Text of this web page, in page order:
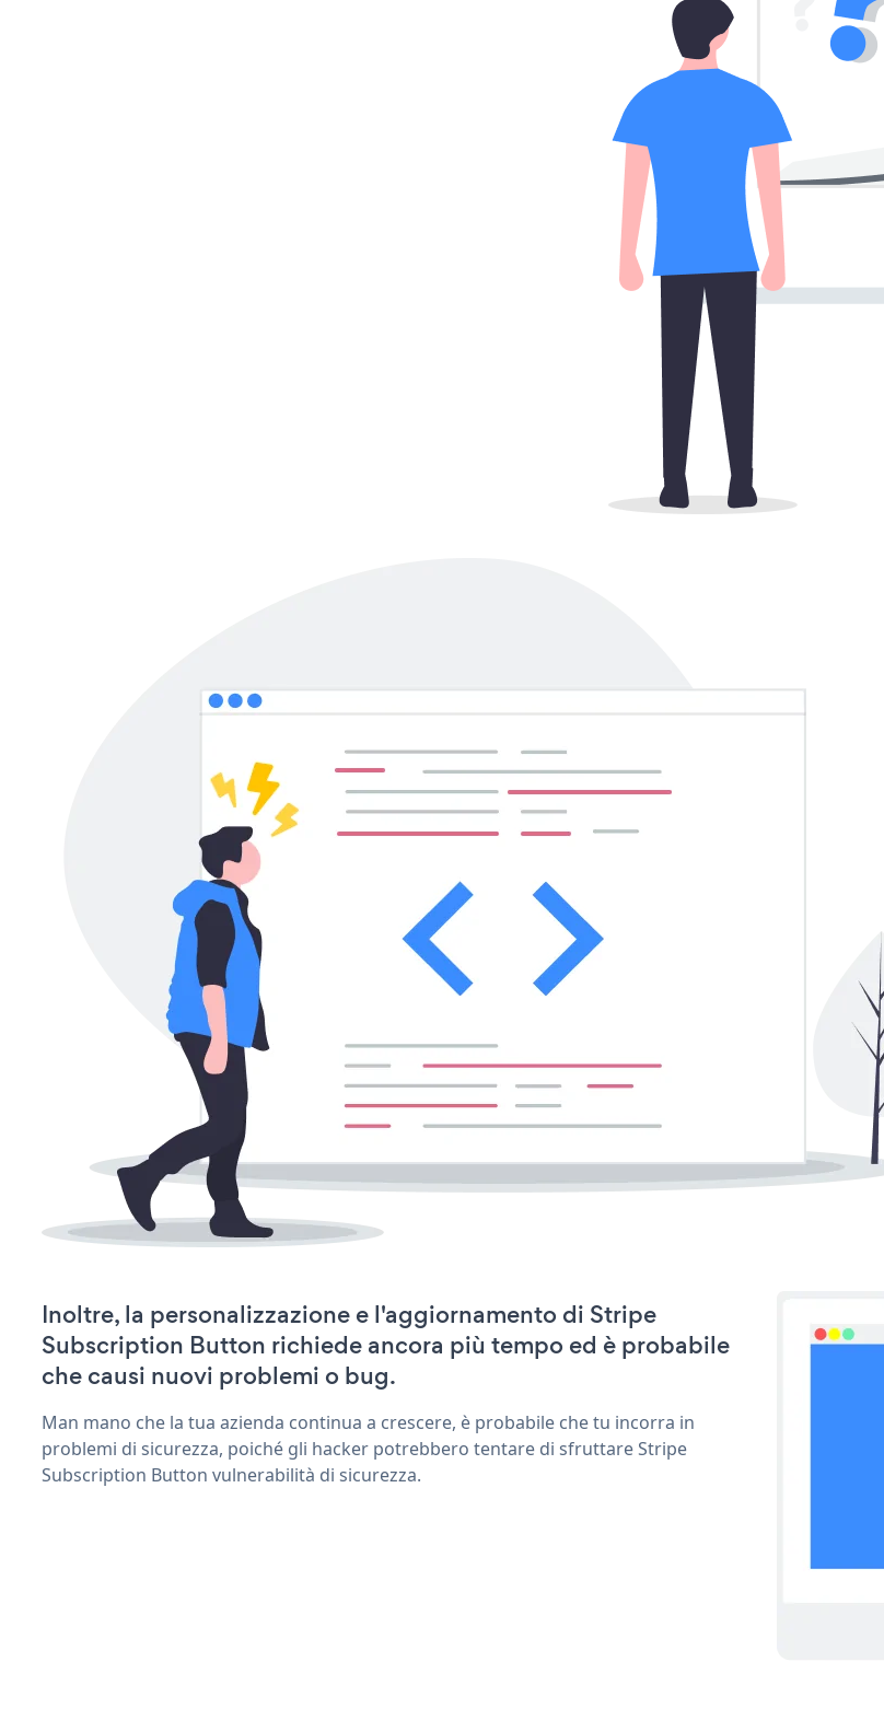
Inoltre, la personalizzazione e l'aggiornamento di Stripe
Subscription Button richiede ancora più tempo ed è probabile
che causi nuovi problemi o bug.
Man mano che la tua azienda continua a crescere, è probabile che tu incorra in
problemi di sicurezza, poiché gli hacker potrebbero tentare di sfruttare Stripe
Subscription Button vulnerabilità di sicurezza.